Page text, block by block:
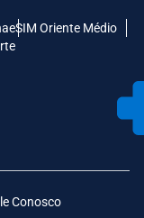
eSIM Oriente Médio
Conosco